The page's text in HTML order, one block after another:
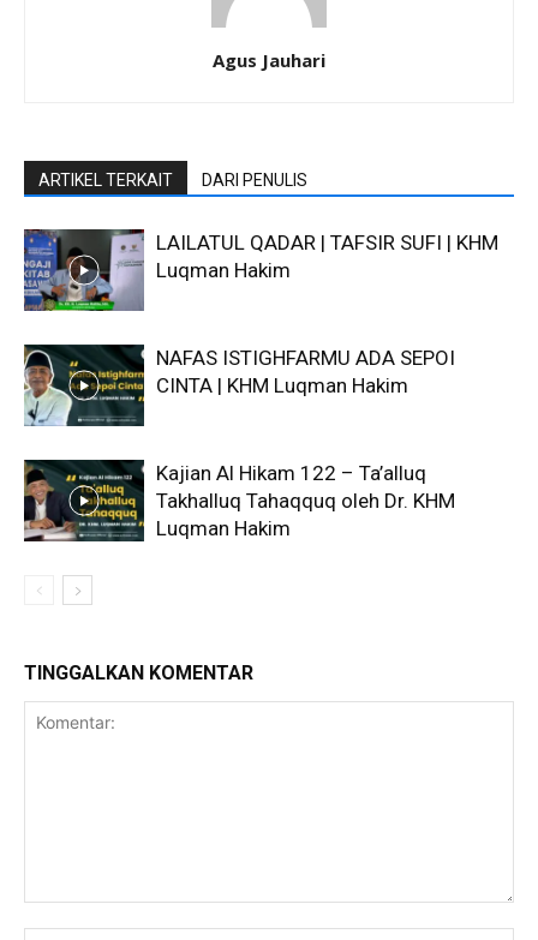
Agus Jauhari
ARTIKEL TERKAIT DARI PENULIS
LAILATUL QADAR | TAFSIR SUFI | KHM
Luqman Hakim
NAFAS ISTIGHFARMU ADA SEPOI
CINTA | KHM Luqman Hakim
Kajian Al Hikam 122 – Ta’alluq
Takhalluq Tahaqquq oleh Dr. KHM
Luqman Hakim
TINGGALKAN KOMENTAR